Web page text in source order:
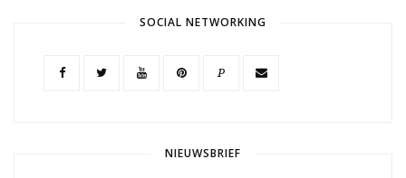
SOCIAL NETWORKING
P
NIEUWSBRIEF